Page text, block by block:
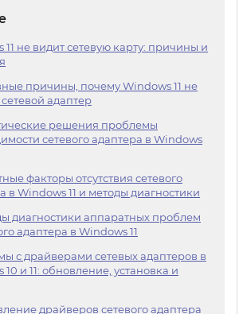
11 не видит сетевую карту: причины и
причины, почему Windows 11 не
адаптер
решения проблемы
сетевого адаптера в Windows
факторы отсутствия сетевого
в Windows 11 и методы диагностики
диагностики аппаратных проблем
адаптера в Windows 11
с драйверами сетевых адаптеров в
10 и 11: обновление, установка и
драйверов сетевого адаптера